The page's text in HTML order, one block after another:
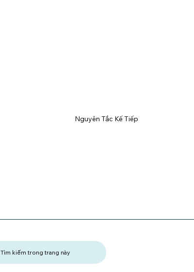
Nguyên Tắc Kế Tiếp
Tìm kiếm trong trang này